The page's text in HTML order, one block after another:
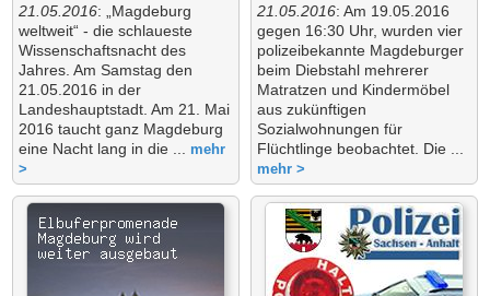
21.05.2016: „Magdeburg
weltweit“ - die schlaueste
Wissenschaftsnacht des
Jahres. Am Samstag den
21.05.2016 in der
Landeshauptstadt. Am 21. Mai
2016 taucht ganz Magdeburg
eine Nacht lang in die ... mehr
>
21.05.2016: Am 19.05.2016
gegen 16:30 Uhr, wurden vier
polizeibekannte Magdeburger
beim Diebstahl mehrerer
Matratzen und Kindermöbel
aus zukünftigen
Sozialwohnungen für
Flüchtlinge beobachtet. Die ...
mehr >